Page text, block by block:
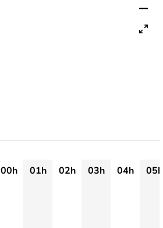
00h 01h 02h 03h 04h
05h